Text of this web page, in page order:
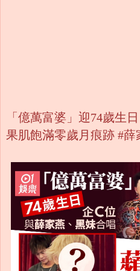
「億萬富婆」迎74歲生
果肌飽滿零歲月痕跡 #薛